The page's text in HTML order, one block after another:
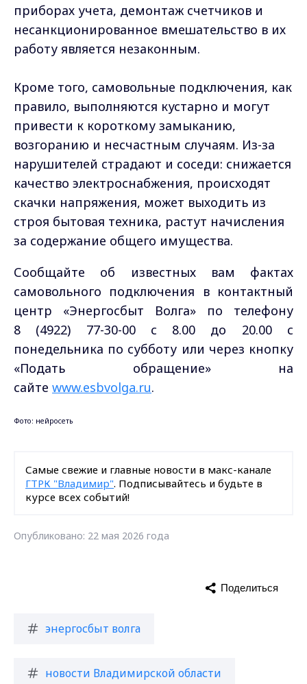
приборах учета, демонтаж счетчиков и
несанкционированное вмешательство в их
работу является незаконным.
Кроме того, самовольные подключения, как
правило, выполняются кустарно и могут
привести к короткому замыканию,
возгоранию и несчастным случаям. Из-за
нарушителей страдают и соседи: снижается
качество электроснабжения, происходят
скачки напряжения, может выходить из
строя бытовая техника, растут начисления
за содержание общего имущества.
Сообщайте об известных вам фактах
самовольного подключения в контактный
центр «Энергосбыт Волга» по телефону
8 (4922) 77-30-00 с 8.00 до 20.00 с
понедельника по субботу или через кнопку
«Подать обращение» на
сайте www.esbvolga.ru.
Фото: нейросеть
Самые свежие и главные новости в макс-канале
ГТРК "Владимир". Подписывайтесь и будьте в
курсе всех событий!
Опубликовано: 22 мая 2026 года
энергосбыт волга
новости Владимирской области
Поделиться